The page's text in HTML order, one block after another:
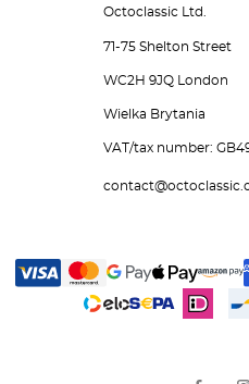
Octoclassic Ltd.
71-75 Shelton Street
WC2H 9JQ London
Wielka Brytania
VAT/tax number: